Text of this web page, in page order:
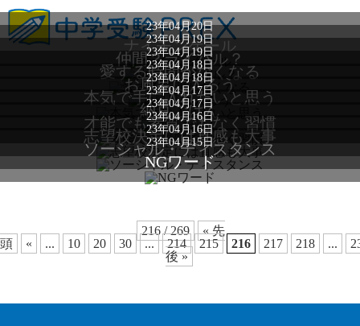
23年04月20日
ナイチンゲール
23年04月19日
仲間？ライバル？
23年04月19日
愛する時間がなくなる
23年04月18日
お風呂に入ろう
23年04月18日
本気で手に入れたいと思う
23年04月17日
納豆ごはん
23年04月17日
才能でも素質でもなく習慣
23年04月16日
志望校決定には直感も大事
23年04月16日
ソーシャル・ディスタンス
23年04月15日
NGワード
216 / 269
« 先
頭
« ... 10 20 30 ... 214 215 216 217 218 ...
後 »